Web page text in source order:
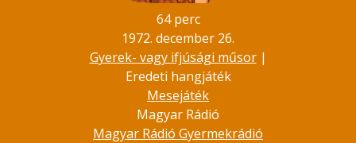
64 perc
1972. december 26.
Gyerek- vagy ifjúsági műsor|
Eredeti hangjáték
Mesejáték
Magyar Rádió
Magyar Rádió Gyermekrádió